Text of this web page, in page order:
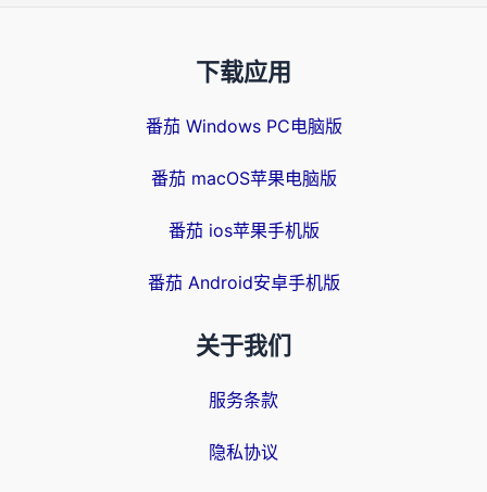
下载应用
番茄 Windows PC电脑版
番茄 macOS苹果电脑版
番茄 ios苹果手机版
番茄 Android安卓手机版
关于我们
服务条款
隐私协议